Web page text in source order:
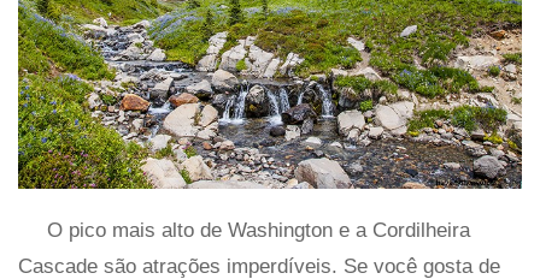
O pico mais alto de Washington e a Cordilheira
Cascade são atrações imperdíveis. Se você gosta de